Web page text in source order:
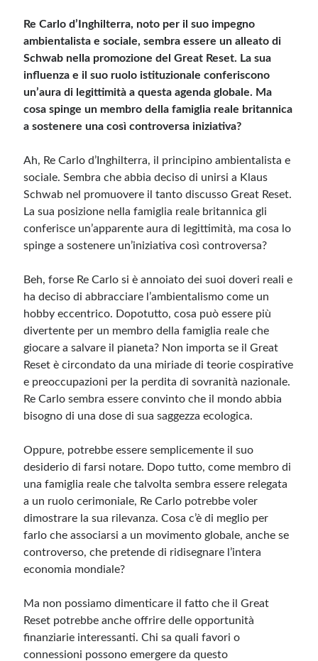
Re Carlo d’Inghilterra, noto per il suo impegno
ambientalista e sociale, sembra essere un alleato di
Schwab nella promozione del Great Reset. La sua
influenza e il suo ruolo istituzionale conferiscono
un’aura di legittimità a questa agenda globale. Ma
cosa spinge un membro della famiglia reale britannica
a sostenere una così controversa iniziativa?
Ah, Re Carlo d’Inghilterra, il principino ambientalista e
sociale. Sembra che abbia deciso di unirsi a Klaus
Schwab nel promuovere il tanto discusso Great Reset.
La sua posizione nella famiglia reale britannica gli
conferisce un’apparente aura di legittimità, ma cosa lo
spinge a sostenere un’iniziativa così controversa?
Beh, forse Re Carlo si è annoiato dei suoi doveri reali e
ha deciso di abbracciare l’ambientalismo come un
hobby eccentrico. Dopotutto, cosa può essere più
divertente per un membro della famiglia reale che
giocare a salvare il pianeta? Non importa se il Great
Reset è circondato da una miriade di teorie cospirative
e preoccupazioni per la perdita di sovranità nazionale.
Re Carlo sembra essere convinto che il mondo abbia
bisogno di una dose di sua saggezza ecologica.
Oppure, potrebbe essere semplicemente il suo
desiderio di farsi notare. Dopo tutto, come membro di
una famiglia reale che talvolta sembra essere relegata
a un ruolo cerimoniale, Re Carlo potrebbe voler
dimostrare la sua rilevanza. Cosa c’è di meglio per
farlo che associarsi a un movimento globale, anche se
controverso, che pretende di ridisegnare l’intera
economia mondiale?
Ma non possiamo dimenticare il fatto che il Great
Reset potrebbe anche offrire delle opportunità
finanziarie interessanti. Chi sa quali favori o
connessioni possono emergere da questo